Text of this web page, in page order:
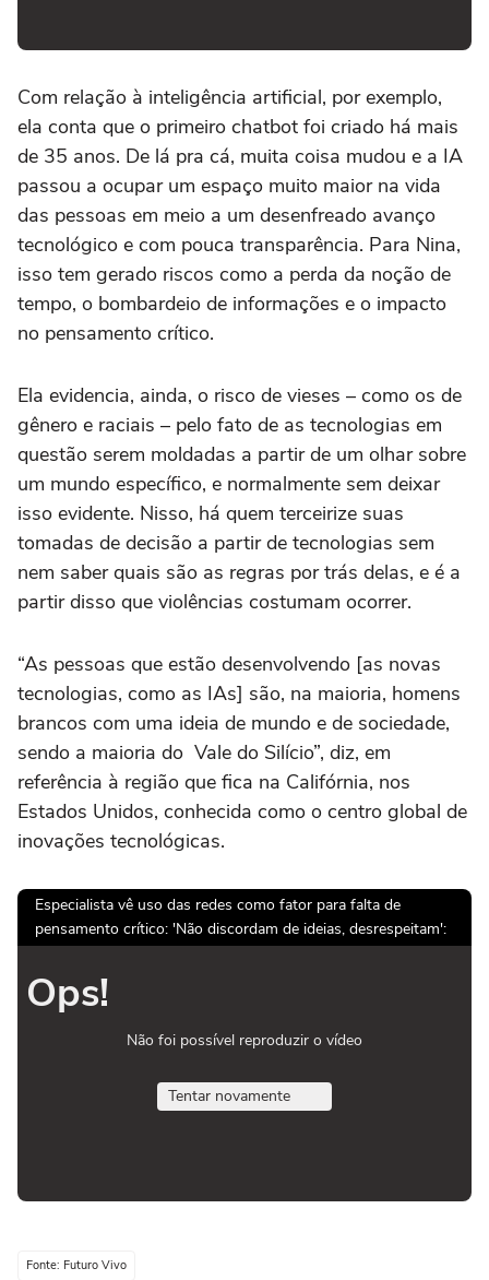
Com relação à inteligência artificial, por exemplo,
ela conta que o primeiro chatbot foi criado há mais
de 35 anos. De lá pra cá, muita coisa mudou e a IA
passou a ocupar um espaço muito maior na vida
das pessoas em meio a um desenfreado avanço
tecnológico e com pouca transparência. Para Nina,
isso tem gerado riscos como a perda da noção de
tempo, o bombardeio de informações e o impacto
no pensamento crítico.
Ela evidencia, ainda, o risco de vieses – como os de
gênero e raciais – pelo fato de as tecnologias em
questão serem moldadas a partir de um olhar sobre
um mundo específico, e normalmente sem deixar
isso evidente. Nisso, há quem terceirize suas
tomadas de decisão a partir de tecnologias sem
nem saber quais são as regras por trás delas, e é a
partir disso que violências costumam ocorrer.
“As pessoas que estão desenvolvendo [as novas
tecnologias, como as IAs] são, na maioria, homens
brancos com uma ideia de mundo e de sociedade,
sendo a maioria do Vale do Silício”, diz, em
referência à região que fica na Califórnia, nos
Estados Unidos, conhecida como o centro global de
inovações tecnológicas.
Especialista vê uso das redes como fator para falta de
pensamento crítico: 'Não discordam de ideias, desrespeitam':
Ops!
Não foi possível reproduzir o vídeo
Tentar novamente
Fonte: Futuro Vivo